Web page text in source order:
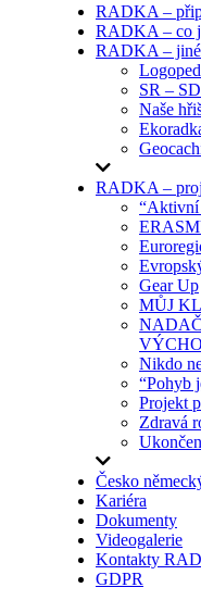
RADKA –
RADKA – co
RADKA –
SR –
Naše
RADKA –
“Aktivní
Gear Up
MŮJ
Nikdo
“Pohyb
Projekt
Zdravá
Česko
Kariéra
Dokumenty
Videogalerie
Kontakty
GDPR